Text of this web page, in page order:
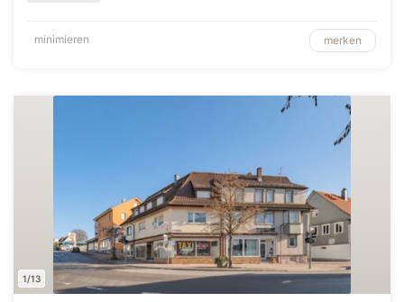
minimieren merken
1/13